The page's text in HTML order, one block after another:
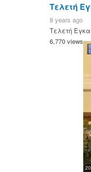
Τελετή
8 years ago
Τελετή
6,770 views